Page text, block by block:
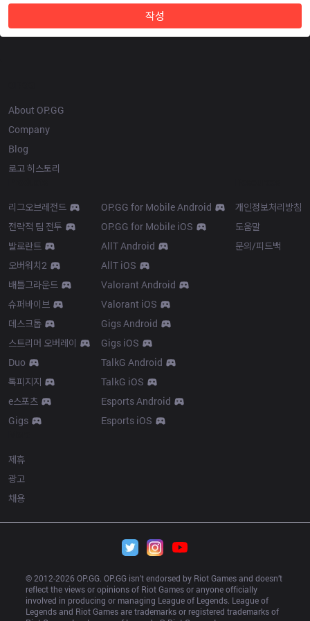
작성
About OP.GG
Company
Blog
로고 히스토리
리그오브레전드
전략적 팀 전투
발로란트
오버워치2
배틀그라운드
슈퍼바이브
데스크톱
스트리머 오버레이
Duo
톡피지지
e스포츠
Gigs
OP.GG for Mobile Android
OP.GG for Mobile iOS
AllT Android
AllT iOS
Valorant Android
Valorant iOS
Gigs Android
Gigs iOS
TalkG Android
TalkG iOS
Esports Android
Esports iOS
개인정보처리방침
도움말
문의/피드백
제휴
광고
채용
© 2012-2026 OP.GG. OP.GG isn’t endorsed by Riot Games and doesn’t
reflect the views or opinions of Riot Games or anyone officially
involved in producing or managing League of Legends. League of
Legends and Riot Games are trademarks or registered trademarks of